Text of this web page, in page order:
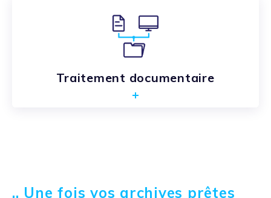
Traitement documentaire
.. Une fois vos archives prêtes